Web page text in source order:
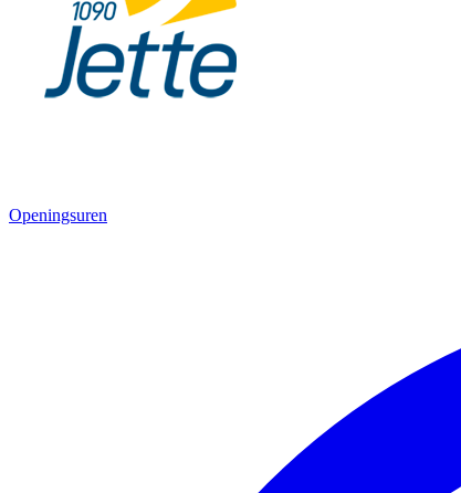
Openingsuren